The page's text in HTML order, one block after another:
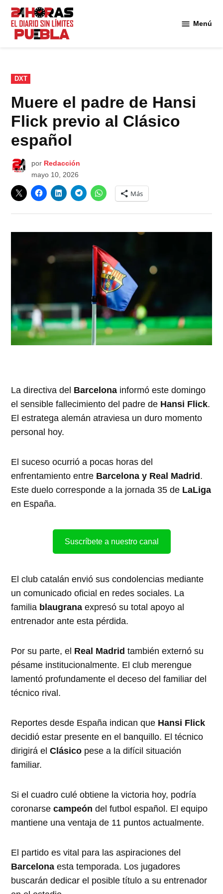
Saltar
contenido
Menú
PUBLICADO
EN
DXT
Muere el padre de Hansi
Flick previo al Clásico
español
por Redacción
mayo 10, 2026
Más
La directiva del Barcelona informó este domingo
el sensible fallecimiento del padre de Hansi Flick.
El estratega alemán atraviesa un duro momento
personal hoy.
El suceso ocurrió a pocas horas del
enfrentamiento entre Barcelona y Real Madrid.
Este duelo corresponde a la jornada 35 de LaLiga
en España.
Suscríbete a nuestro canal
El club catalán envió sus condolencias mediante
un comunicado oficial en redes sociales. La
familia blaugrana expresó su total apoyo al
entrenador ante esta pérdida.
Por su parte, el Real Madrid también externó su
pésame institucionalmente. El club merengue
lamentó profundamente el deceso del familiar del
técnico rival.
Reportes desde España indican que Hansi Flick
decidió estar presente en el banquillo. El técnico
dirigirá elClásico pese a la difícil situación
familiar.
Si el cuadro culé obtiene la victoria hoy, podría
coronarsecampeón del futbol español. El equipo
mantiene una ventaja de 11 puntos actualmente.
El partido es vital para las aspiraciones del
Barcelona esta temporada. Los jugadores
buscarán dedicar el posible título a su entrenador